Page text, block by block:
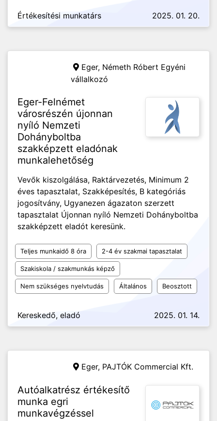
Értékesítési munkatárs 2025. 01. 20.
Eger, Németh Róbert Egyéni
vállalkozó
Eger-Felnémet
városrészén újonnan
nyíló Nemzeti
Dohányboltba
szakképzett eladónak
munkalehetőség
Vevők kiszolgálása, Raktárvezetés, Minimum 2
éves tapasztalat, Szakképesítés, B kategóriás
jogosítvány, Ugyanezen ágazaton szerzett
tapasztalat Újonnan nyíló Nemzeti Dohányboltba
szakképzett eladót keresünk.
Teljes munkaidő 8 óra 2-4 év szakmai tapasztalat
Szakiskola / szakmunkás képző
Nem szükséges nyelvtudás Általános Beosztott
Kereskedő, eladó 2025. 01. 14.
Eger, PAJTÓK Commercial Kft.
Autóalkatrész értékesítő
munka egri
munkavégzéssel